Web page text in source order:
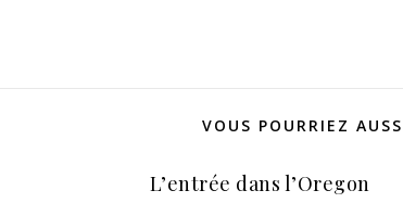
VOUS POURRIEZ
L’entrée dans l’Oregon